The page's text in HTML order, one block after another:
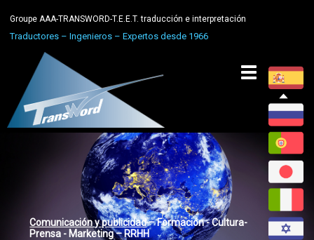
Groupe AAA-TRANSWORD-T.E.E.T. traducción e interpretación
Traductores – Ingenieros – Expertos desde 1966
Toggle
navigation
Comunicación y publicidad– Formación - Cultura-
Prensa - Marketing – RRHH